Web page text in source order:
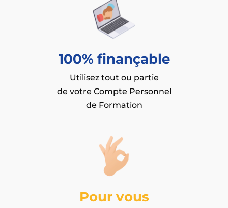
100% finançable
Utilisez tout ou partie
de votre Compte Personnel
de Formation
Pour vous